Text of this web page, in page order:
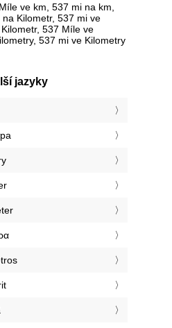
ve km, 537 mi na km,
Kilometr, 537 mi ve
537 Míle ve
537 mi ve Kilometry
jazyky